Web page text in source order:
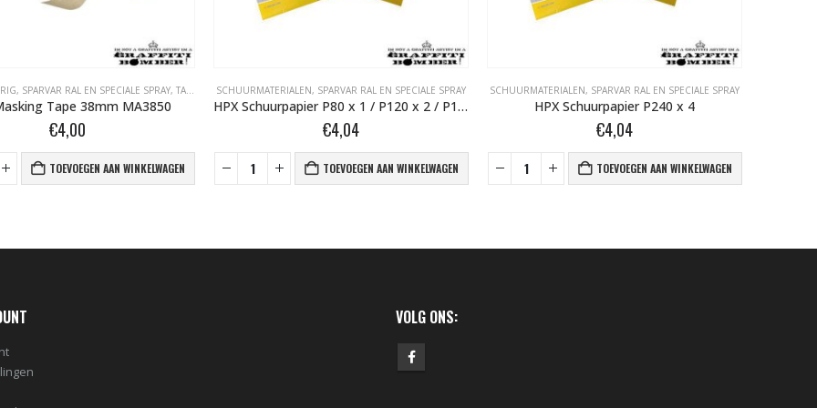
, SPARVAR RAL EN SPECIALE SPRAY, TAPE- EN AFDEKMATERIALEN
Tape 38mm MA3850
€4,00
TOEVOEGEN AAN WINKELWAGEN
SCHUURMATERIALEN, SPARVAR RAL EN SPECIALE SPRAY
HPX Schuurpapier P80 x 1 / P120 x 2 / P180 x 1
€4,04
TOEVOEGEN AAN WINKELWAGEN
SCHUURMATERIALEN, SPARVAR RAL EN SPECIALE SPRAY
HPX Schuurpapier P240 x 4
€4,04
TOEVOEGEN AAN WINKELWAGEN
VOLG ONS: